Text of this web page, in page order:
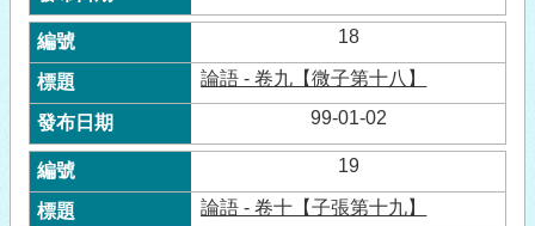
18
論語 - 卷九【微子第十八】
99-01-02
19
論語 - 卷十【子張第十九】